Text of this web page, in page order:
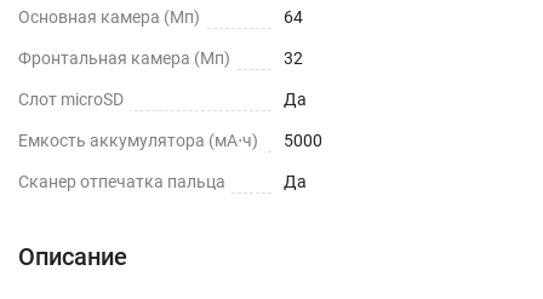
Основная камера (Мп) 64
Фронтальная камера (Мп) 32
Слот microSD Да
Емкость аккумулятора (мА⋅ч) 5000
Сканер отпечатка пальца Да
Описание